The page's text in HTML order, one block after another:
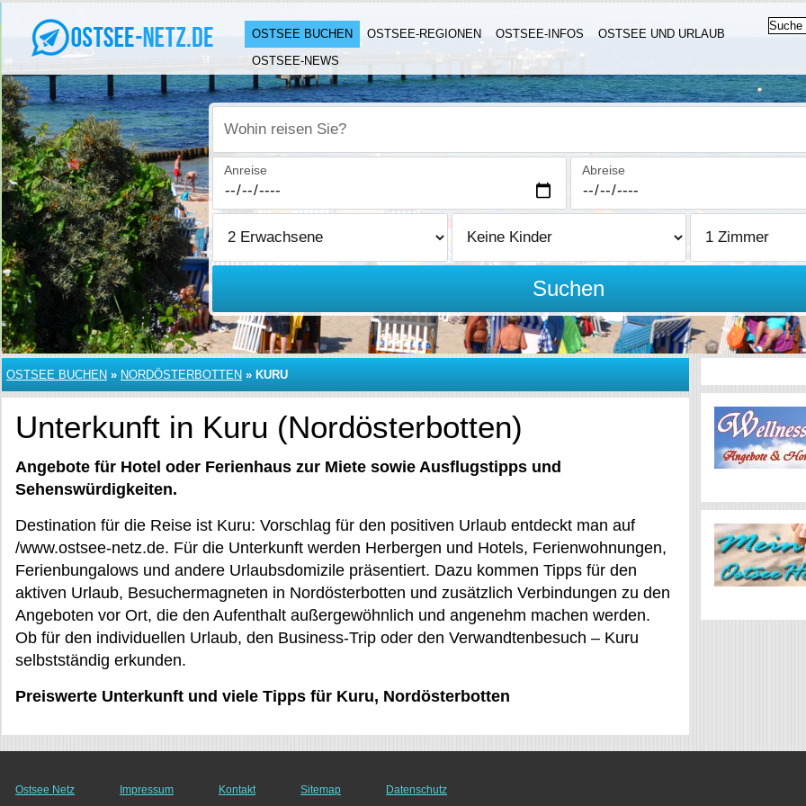
OSTSEE BUCHEN OSTSEE-REGIONEN OSTSEE-INFOS
OSTSEE UND URLAUB
OSTSEE-NEWS
Wohin reisen Sie?
Anreise Abreise
Suchen
OSTSEE BUCHEN » NORDÖSTERBOTTEN » KURU
Unterkunft in Kuru (Nordösterbotten)
Angebote für Hotel oder Ferienhaus zur Miete sowie Ausflugstipps und
Sehenswürdigkeiten.
Destination für die Reise ist Kuru: Vorschlag für den positiven Urlaub entdeckt man auf
/www.ostsee-netz.de. Für die Unterkunft werden Herbergen und Hotels, Ferienwohnungen,
Ferienbungalows und andere Urlaubsdomizile präsentiert. Dazu kommen Tipps für den
aktiven Urlaub, Besuchermagneten in Nordösterbotten und zusätzlich Verbindungen zu den
Angeboten vor Ort, die den Aufenthalt außergewöhnlich und angenehm machen werden.
Ob für den individuellen Urlaub, den Business-Trip oder den Verwandtenbesuch – Kuru
selbstständig erkunden.
Preiswerte Unterkunft und viele Tipps für Kuru, Nordösterbotten
Ostsee Netz Impressum Kontakt Sitemap Datenschutz